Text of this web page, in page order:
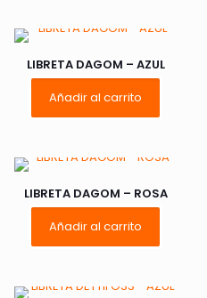
LIBRETA DAGOM – AZUL
Añadir al carrito
LIBRETA DAGOM – ROSA
Añadir al carrito